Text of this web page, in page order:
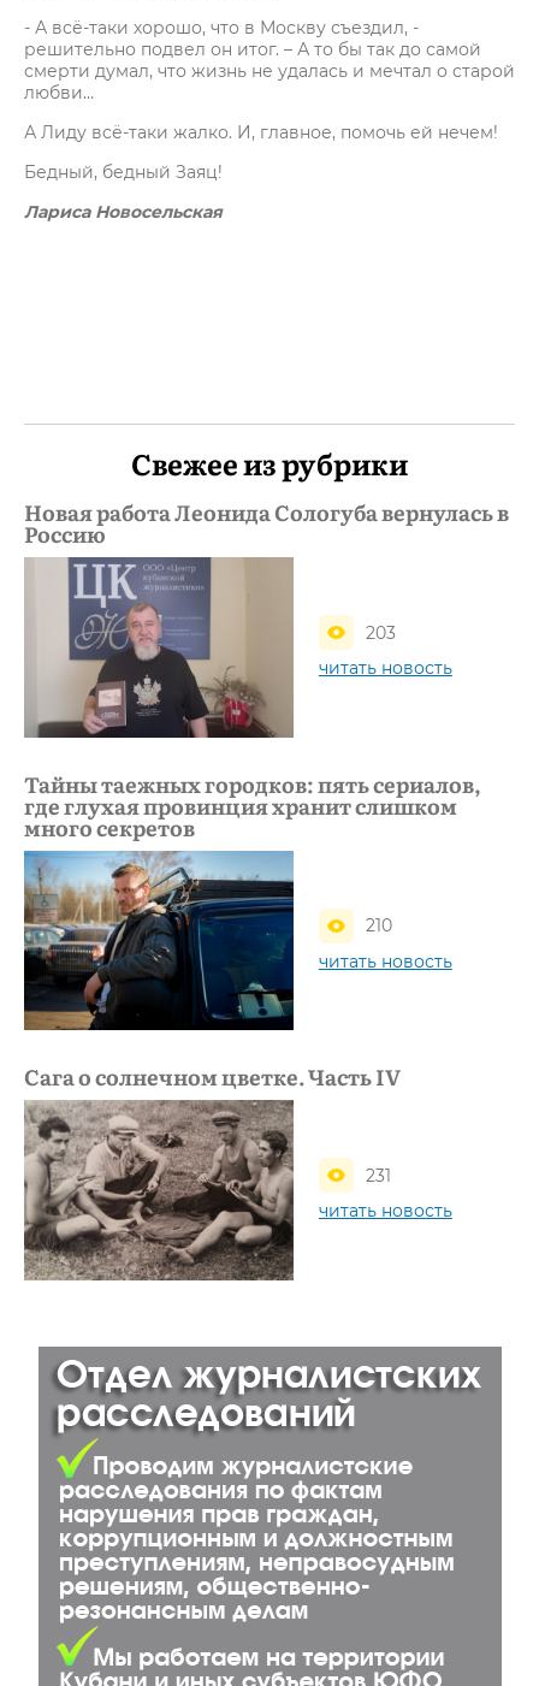
- А всё-таки хорошо, что в Москву съездил, -
решительно подвел он итог. – А то бы так до самой
смерти думал, что жизнь не удалась и мечтал о старой
любви…
А Лиду всё-таки жалко. И, главное, помочь ей нечем!
Бедный, бедный Заяц!
Лариса Новосельская
Свежее из рубрики
Новая работа Леонида Сологуба вернулась в
Россию
203
читать новость
Тайны таежных городков: пять сериалов,
где глухая провинция хранит слишком
много секретов
210
читать новость
Сага о солнечном цветке. Часть IV
231
читать новость